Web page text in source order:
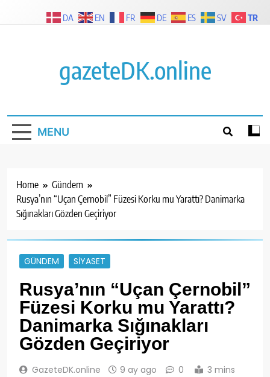
gazeteDK.online
MENU
Home
Gündem
Rusya’nın “Uçan Çernobil” Füzesi Korku mu Yarattı? Danimarka
Sığınakları Gözden Geçiriyor
GÜNDEM SIYASET
Rusya’nın “Uçan Çernobil”
Füzesi Korku mu Yarattı?
Danimarka Sığınakları
Gözden Geçiriyor
GazeteDK.online 9 ay ago 0 3 mins
DA EN FR DE ES SV TR